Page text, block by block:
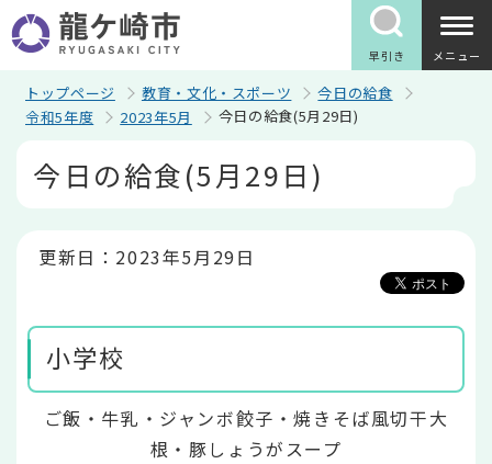
の
ペ
早引き メニュー
トップページ 教育・文化・スポーツ
今日の給食
令和5年度
2023年5月 今日の給食(5月29日)
今日の給食(5月29日)
更新日：2023年5月29日
小学校
ご飯・牛乳・ジャンボ餃子・焼きそば風切干大
根・豚しょうがスープ